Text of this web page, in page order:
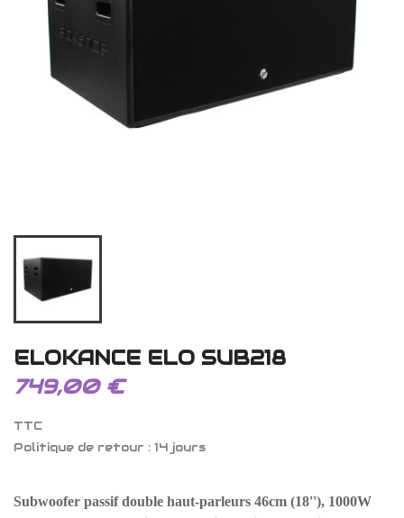
ELOKANCE ELO SUB218
749,00 €
TTC
Politique de retour : 14 jours
Subwoofer passif double haut-parleurs 46cm (18''), 1000W